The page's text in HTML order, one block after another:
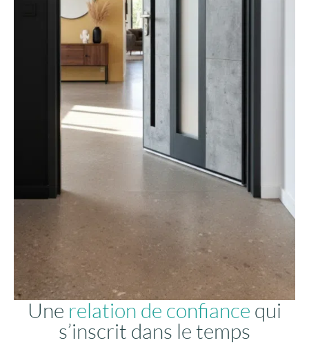
Une relation de confiance qui
s’inscrit dans le temps